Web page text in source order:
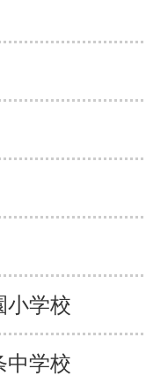
小学校
中学校